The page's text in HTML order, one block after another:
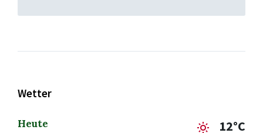
Wetter
Heute 12°C